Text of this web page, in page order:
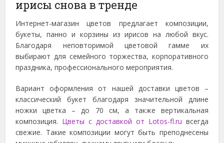
ирисы снова в тренде
Интернет-магазин цветов предлагает композиции,
букеты, панно и корзины из ирисов на любой вкус.
Благодаря неповторимой цветовой гамме их
выбирают для семейного торжества, корпоративного
праздника, профессионального мероприятия.
Вариант оформления от нашей доставки цветов –
классический букет благодаря значительной длине
ножки цветка – до 70 см, а также вертикальная
композиция. Цветы с доставкой от Lotos-fl.ru всегда
свежие. Такие композиции могут быть преподнесены